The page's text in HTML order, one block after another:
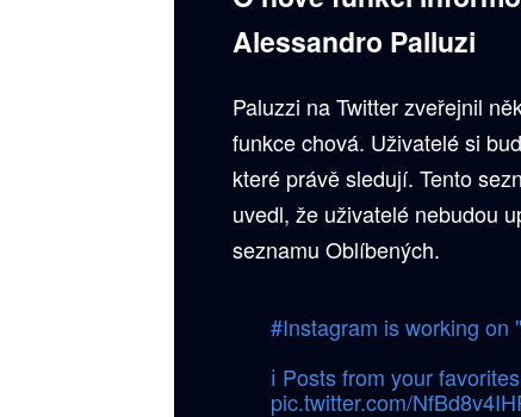
Alessandro Palluzi
Paluzzi na Twitter zveřejnil
funkce chová. Uživatelé si
které právě sledují. Tento
uvedl, že uživatelé nebudou
seznamu Oblíbených.
#Instagram is working on
ℹ️ Posts from your
pic.twitter.com/